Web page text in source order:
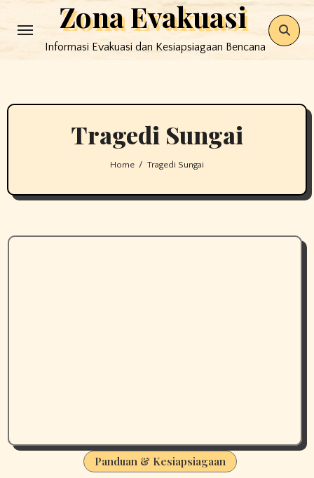
to
Zona Evakuasi
Informasi Evakuasi dan Kesiapsiagaan Bencana
Tragedi Sungai
Home Tragedi Sungai
Panduan & Kesiapsiagaan